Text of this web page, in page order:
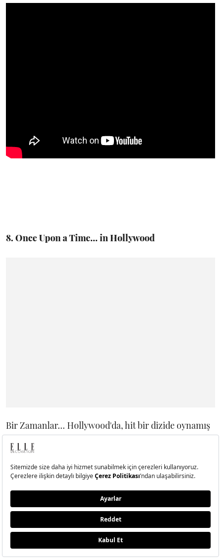
8. Once Upon a Time... in Hollywood
Bir Zamanlar... Hollywood'da, hit bir dizide oynamış
bir erkek TV aktörünün film sektörüne girmeye
çalışması anlatılıyor. Rick Dalton, bir televizyon filmi
aktörüdür. Dalton'ın başarılı bir western dizisi
bulunmaktadır. Ancak Rick, kendini televizyondan
uzaklaştırıp film sektörüne adım atmak istemektedir.
Onun dublörü olan Cliff Booth ise bu konuda ona
katılmaktadır. Ancak ikilinin yaşlarının ilerlemesiyle
birlikte Hollywood'taki şansları da azalmaktadır.